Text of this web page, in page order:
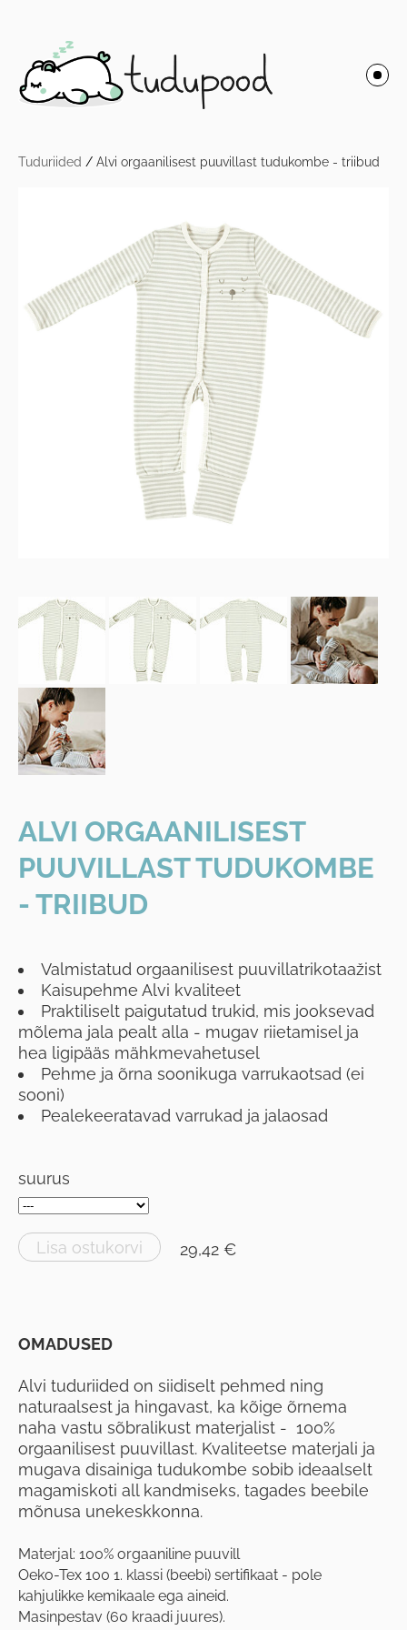
Tuduriided / Alvi orgaanilisest puuvillast tudukombe - triibud
ALVI ORGAANILISEST
PUUVILLAST TUDUKOMBE
- TRIIBUD
Valmistatud orgaanilisest puuvillatrikotaažist
Kaisupehme Alvi kvaliteet
Praktiliselt paigutatud trukid, mis jooksevad
mõlema jala pealt alla - mugav riietamisel ja
hea ligipääs mähkmevahetusel
Pehme ja õrna soonikuga varrukaotsad (ei
sooni)
Pealekeeratavad varrukad ja jalaosad
suurus
Lisa ostukorvi 29,42 €
OMADUSED
Alvi tuduriided on siidiselt pehmed ning
naturaalsest ja hingavast, ka kõige õrnema
naha vastu sõbralikust materjalist - 100%
orgaanilisest puuvillast. Kvaliteetse materjali ja
mugava disainiga tudukombe sobib ideaalselt
magamiskoti all kandmiseks, tagades beebile
mõnusa unekeskkonna.
Materjal: 100% orgaaniline puuvill
Oeko-Tex 100 1. klassi (beebi) sertifikaat - pole
kahjulikke kemikaale ega aineid.
Masinpestav (60 kraadi juures).